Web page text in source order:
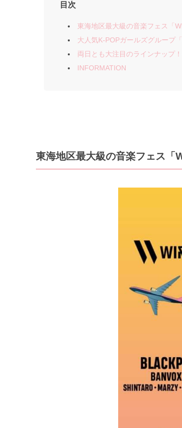
目次
東海地区最大級の音楽フェス「
大人気K-POPガールズグループ
両日とも大注目のラインナップ
INFORMATION
東海地区最大級の音楽フェス「